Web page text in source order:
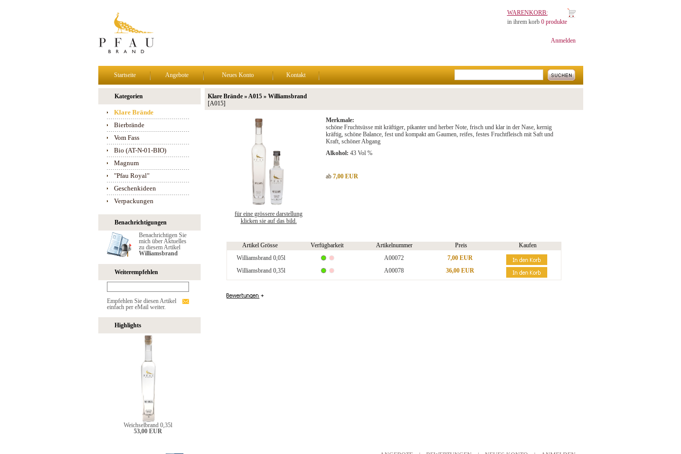
WARENKORB:
in ihrem korb 0 produkte
Anmelden
Startseite Angebote Neues Konto Kontakt
Kategorien
Klare Brände
Bierbrände
Vom Fass
Bio (AT-N-01-BIO)
Magnum
"Pfau Royal"
Geschenkideen
Verpackungen
Benachrichtigungen
Benachrichtigen Sie
mich über Aktuelles
zu diesem Artikel
Williamsbrand
Weiterempfehlen
Empfehlen Sie diesen Artikel
einfach per eMail weiter.
Highlights
Weichselbrand 0,35l
53,00 EUR
Klare Brände » A015 » Williamsbrand
[A015]
für eine grössere darstellung
klicken sie auf das bild.
Merkmale:
schöne Fruchtsüsse mit kräftiger, pikanter und herber Note, frisch und klar in der Nase, kernig
kräftig, schöne Balance, fest und kompakt am Gaumen, reifes, festes Fruchtfleisch mit Saft und
Kraft, schöner Abgang
Alkohol: 43 Vol %
ab 7,00 EUR
Artikel Grösse Verfügbarkeit Artikelnummer Preis
Kaufen
Williamsbrand 0,05l
A00072
7,00 EUR
Williamsbrand 0,35l
A00078 36,00 EUR